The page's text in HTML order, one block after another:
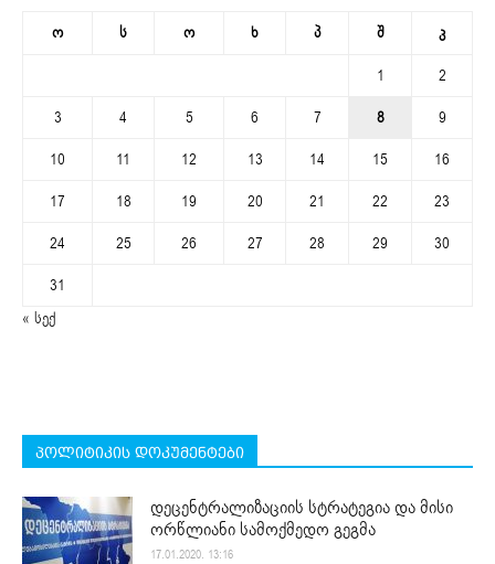
ო ს ო ხ პ შ კ
1
2
3
4 5 6 7 8
9
10
11 12 13 14 15
16
17
18 19 20 21 22
23
24
25 26 27 28 29
30
31
« სექ
პოლიტიკის დოკუმენტები
დეცენტრალიზაციის სტრატეგია და მისი
ორწლიანი სამოქმედო გეგმა
17.01.2020. 13:16